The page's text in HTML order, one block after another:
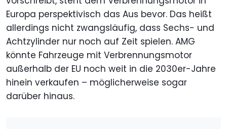
Europa perspektivisch das Aus bevor. Das heißt
allerdings nicht zwangsläufig, dass Sechs- und
Achtzylinder nur noch auf Zeit spielen. AMG
könnte Fahrzeuge mit Verbrennungsmotor
außerhalb der EU noch weit in die 2030er-Jahre
hinein verkaufen – möglicherweise sogar
darüber hinaus.